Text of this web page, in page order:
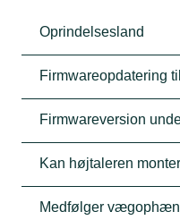
Oprindelsesland
Firmwareopdatering
Firmwareversion
Kan højtaleren
Medfølger